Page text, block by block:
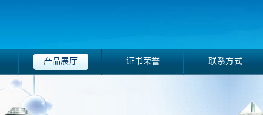
产品展厅 证书荣誉 联系方式